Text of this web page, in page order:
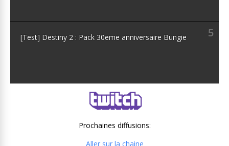
5
[Test] Destiny 2 : Pack 30eme anniversaire Bungie
Prochaines diffusions:
Aller sur la chaine